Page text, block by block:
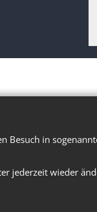
in
jederzeit wieder